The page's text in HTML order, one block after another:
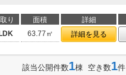
り 面積 詳細
63.77㎡ 詳細を見る
該当公開件数1棟 空き数1件